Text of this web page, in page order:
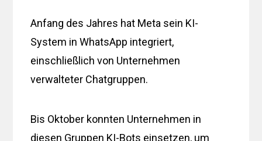
Anfang des Jahres hat Meta sein KI-
System in WhatsApp integriert,
einschließlich von Unternehmen
verwalteter Chatgruppen.
Bis Oktober konnten Unternehmen in
diesen Gruppen KI-Bots einsetzen, um